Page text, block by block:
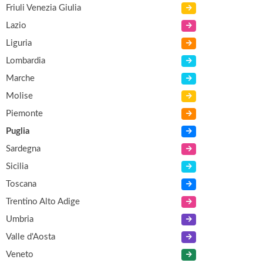
Friuli Venezia Giulia
Lazio
Liguria
Lombardia
Marche
Molise
Piemonte
Puglia
Sardegna
Sicilia
Toscana
Trentino Alto Adige
Umbria
Valle d'Aosta
Veneto